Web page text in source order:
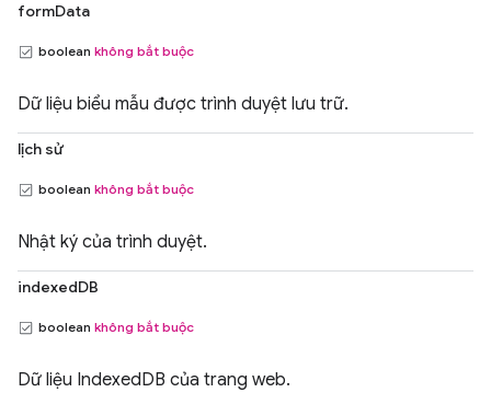
formData
boolean không bắt buộc
Dữ liệu biểu mẫu được trình duyệt lưu trữ.
lịch sử
boolean không bắt buộc
Nhật ký của trình duyệt.
indexedDB
boolean không bắt buộc
Dữ liệu IndexedDB của trang web.